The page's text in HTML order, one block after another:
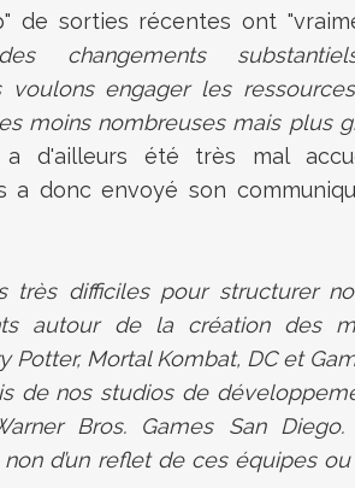
de sorties récentes ont
changements
engager les
moins nombreuses mais plus
d'ailleurs été très mal
a donc envoyé son
très difficiles pour structurer
autour de la création des
Mortal Kombat, DC et
de nos studios de
Bros. Games San Diego.
d’un reflet de ces équipes